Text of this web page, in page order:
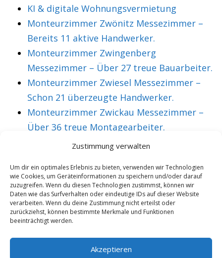
Zustimmung verwalten
Um dir ein optimales Erlebnis zu bieten, verwenden wir Technologien
wie Cookies, um Geräteinformationen zu speichern und/oder darauf
zuzugreifen. Wenn du diesen Technologien zustimmst, können wir
Daten wie das Surfverhalten oder eindeutige IDs auf dieser Website
verarbeiten. Wenn du deine Zustimmung nicht erteilst oder
zurückziehst, können bestimmte Merkmale und Funktionen
beeinträchtigt werden.
Akzeptieren
KI & digitale Wohnungsvermietung
Monteurzimmer Zwönitz Messezimmer –
Bereits 11 aktive Handwerker.
Monteurzimmer Zwingenberg
Messezimmer – Über 27 treue Bauarbeiter.
Monteurzimmer Zwiesel Messezimmer –
Schon 21 überzeugte Handwerker.
Monteurzimmer Zwickau Messezimmer –
Über 36 treue Montagearbeiter.
VORHERIGER ARTIKEL
Monteurzimmer
Gerbstedt
Messezimmer –
Bereits 49 aktive
Messebesucher.
NÄCHSTER ARTIKEL
Monteurzimmer
Geringswalde
Messezimmer –
überzeugte